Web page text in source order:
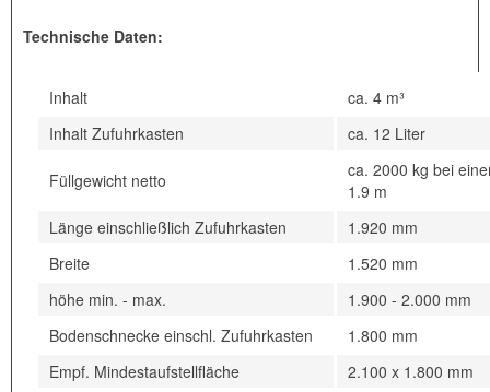
Technische Daten:
Inhalt
ca. 4 m³
Inhalt Zufuhrkasten
ca. 12 Liter
Füllgewicht netto
ca. 2000 kg bei
1.9 m
Länge einschließlich Zufuhrkasten
1.920 mm
Breite
1.520 mm
höhe min. - max.
1.900 - 2.000 mm
Bodenschnecke einschl. Zufuhrkasten
1.800 mm
Empf. Mindestaufstellfläche
2.100 x 1.800 mm